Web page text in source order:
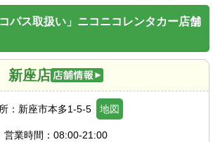
パス取扱い」ニコニコレンタカー店舗
新座店
： 新座市本多1-5-5 地図
営業時間： 08:00-21:00